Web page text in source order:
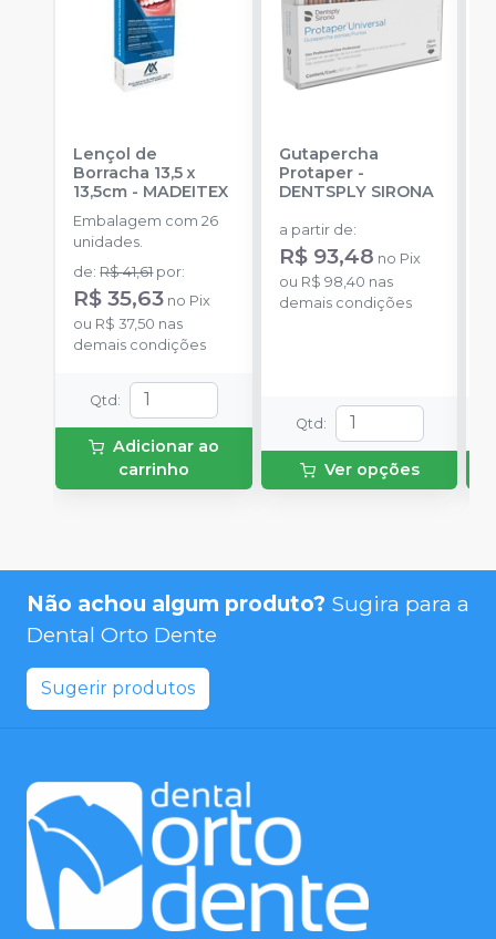
Lençol de
Borracha 13,5 x
13,5cm - MADEITEX
Embalagem com 26
unidades.
de:R$ 41,61 por:
R$ 35,63 no Pix
ou R$ 37,50 nas
demais condições
Qtd :
Adicionar ao
carrinho
Gutapercha
Protaper-
DENTSPLY SIRONA
a partir de:
R$ 93,48 no Pix
ou R$ 98,40 nas
demais condições
Qtd :
Ver opções
Não achou algum produto? Sugira para a
Dental Orto Dente
Sugerir produtos